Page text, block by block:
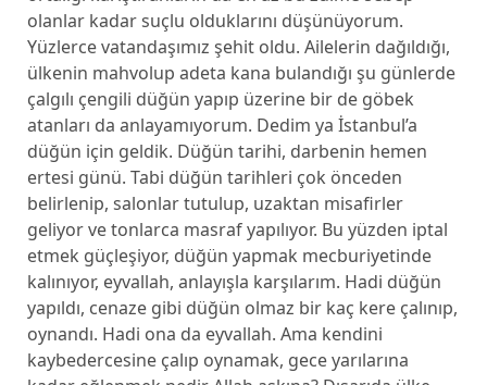
olanlar kadar suçlu olduklarını düşünüyorum.
Yüzlerce vatandaşımız şehit oldu. Ailelerin dağıldığı,
ülkenin mahvolup adeta kana bulandığı şu günlerde
çalgılı çengili düğün yapıp üzerine bir de göbek
atanları da anlayamıyorum. Dedim ya İstanbul’a
düğün için geldik. Düğün tarihi, darbenin hemen
ertesi günü. Tabi düğün tarihleri çok önceden
belirlenip, salonlar tutulup, uzaktan misafirler
geliyor ve tonlarca masraf yapılıyor. Bu yüzden iptal
etmek güçleşiyor, düğün yapmak mecburiyetinde
kalınıyor, eyvallah, anlayışla karşılarım. Hadi düğün
yapıldı, cenaze gibi düğün olmaz bir kaç kere çalınıp,
oynandı. Hadi ona da eyvallah. Ama kendini
kaybedercesine çalıp oynamak, gece yarılarına